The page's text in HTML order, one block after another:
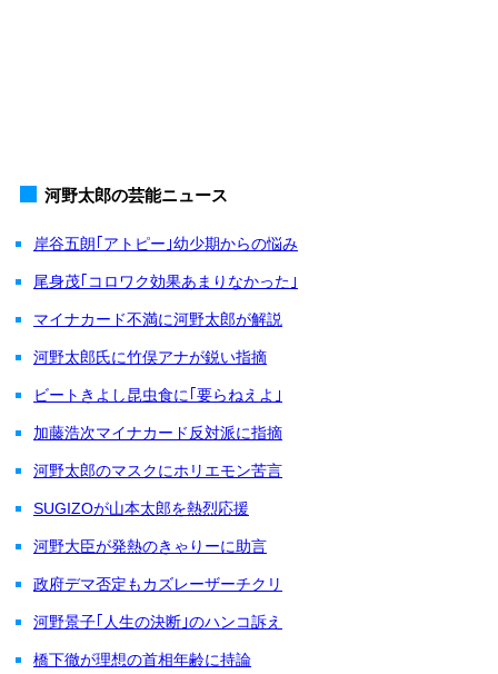
河野太郎の芸能ニュース
岸谷五朗｢アトピー｣幼少期からの悩み
尾身茂｢コロワク効果あまりなかった｣
マイナカード不満に河野太郎が解説
河野太郎氏に竹俣アナが鋭い指摘
ビートきよし昆虫食に｢要らねえよ｣
加藤浩次マイナカード反対派に指摘
河野太郎のマスクにホリエモン苦言
SUGIZOが山本太郎を熱烈応援
河野大臣が発熱のきゃりーに助言
政府デマ否定もカズレーザーチクリ
河野景子｢人生の決断｣のハンコ訴え
橋下徹が理想の首相年齢に持論